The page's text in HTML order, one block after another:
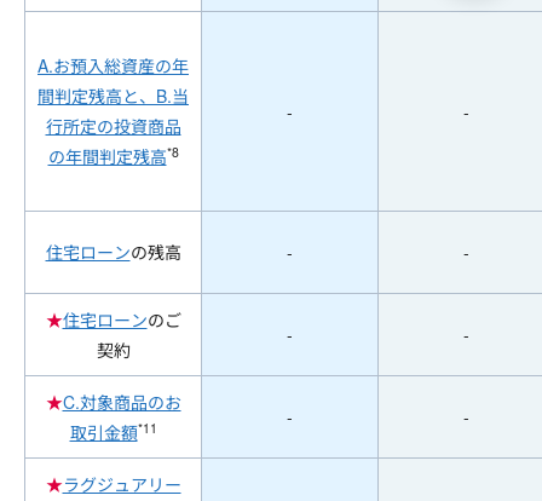
A.お預入総資産の年
間判定残高と、B.当
行所定の投資商品
の年間判定残高*8
- -
住宅ローンの残高 - -
★住宅ローンのご
契約
- -
★C.対象商品のお
取引金額*11 - -
★ラグジュアリー